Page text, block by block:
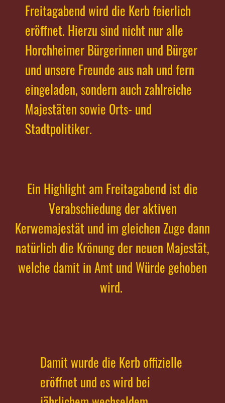
Freitagabend wird die Kerb feierlich
eröffnet. Hierzu sind nicht nur alle
Horchheimer Bürgerinnen und Bürger
und unsere Freunde aus nah und fern
eingeladen, sondern auch zahlreiche
Majestäten sowie Orts- und
Stadtpolitiker.
Ein Highlight am Freitagabend ist die
Verabschiedung der aktiven
Kerwemajestät und im gleichen Zuge dann
natürlich die Krönung der neuen Majestät,
welche damit in Amt und Würde gehoben
wird.
Damit wurde die Kerb offizielle
eröffnet und es wird bei